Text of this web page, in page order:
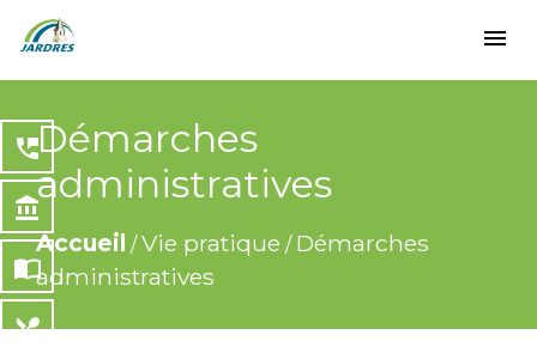
menu
Démarches
administratives
Accueil /Vie pratique / Démarches
administratives
perm_phone_msg
account_balance
import_contacts
local_dining